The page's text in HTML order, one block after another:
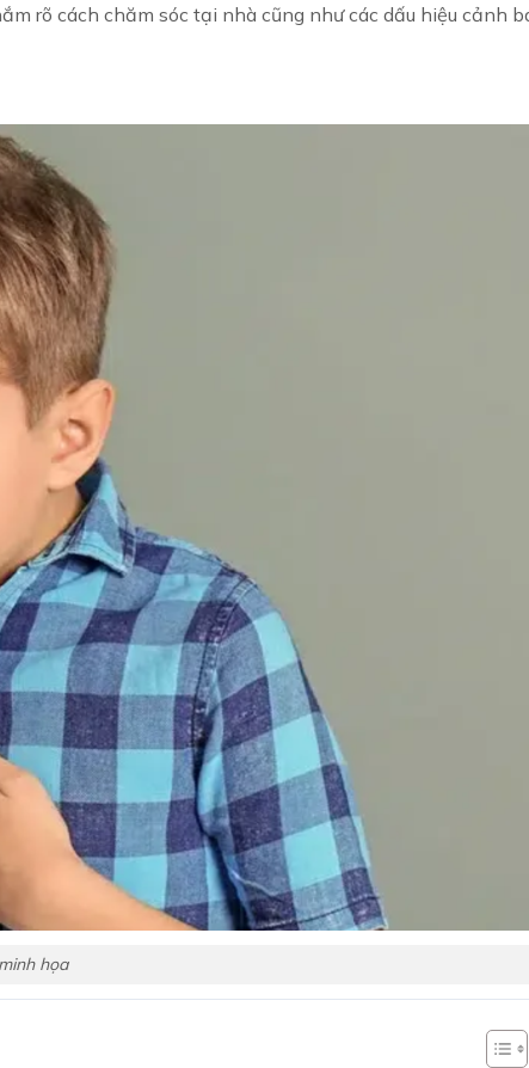
rõ cách chăm sóc tại nhà cũng như các dấu hiệu cảnh
họa